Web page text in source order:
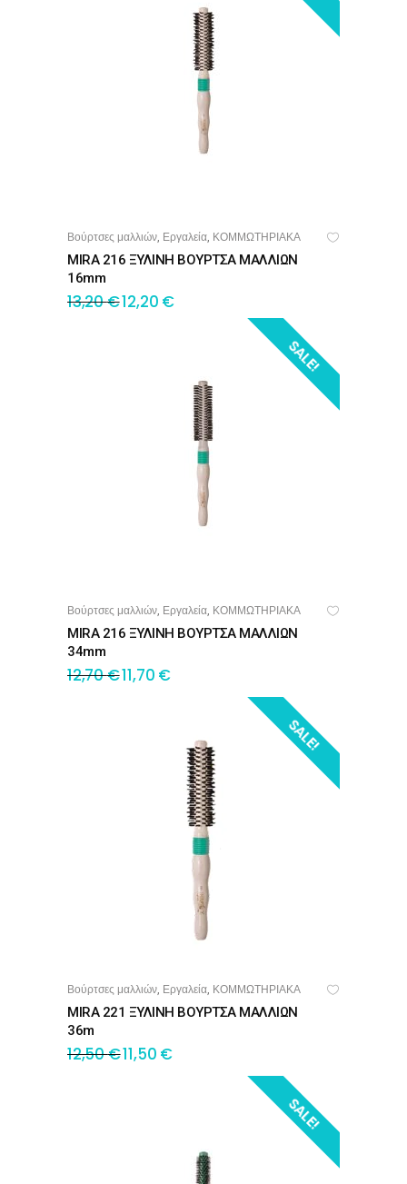
ΠΡΟΣΘΉΚΗ ΣΤΟ ΚΑΛΆΘΙ
Βούρτσες μαλλιών, Εργαλεία, ΚΟΜΜΩΤΗΡΙΑΚΑ
MIRA 216 ΞΥΛΙΝΗ ΒΟΥΡΤΣΑ ΜΑΛΛΙΩΝ
16mm
13,20€12,20 €
SALE!
ΠΡΟΣΘΉΚΗ ΣΤΟ ΚΑΛΆΘΙ
Βούρτσες μαλλιών, Εργαλεία, ΚΟΜΜΩΤΗΡΙΑΚΑ
MIRA 216 ΞΥΛΙΝΗ ΒΟΥΡΤΣΑ ΜΑΛΛΙΩΝ
34mm
12,70€11,70 €
SALE!
ΠΡΟΣΘΉΚΗ ΣΤΟ ΚΑΛΆΘΙ
Βούρτσες μαλλιών, Εργαλεία, ΚΟΜΜΩΤΗΡΙΑΚΑ
MIRA 221 ΞΥΛΙΝΗ ΒΟΥΡΤΣΑ ΜΑΛΛΙΩΝ
36m
12,50€11,50 €
SALE!